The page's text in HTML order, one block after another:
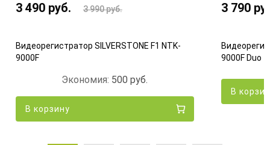
3 490 руб. 3 990руб.
Видеорегистратор SILVERSTONE F1 NTK-
9000F
Экономия: 500руб.
В корзину
3 790
9000F Duo
В